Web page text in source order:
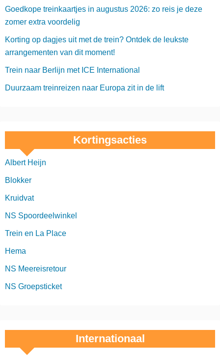
Goedkope treinkaartjes in augustus 2026: zo reis je deze
zomer extra voordelig
Korting op dagjes uit met de trein? Ontdek de leukste
arrangementen van dit moment!
Trein naar Berlijn met ICE International
Duurzaam treinreizen naar Europa zit in de lift
Kortingsacties
Albert Heijn
Blokker
Kruidvat
NS Spoordeelwinkel
Trein en La Place
Hema
NS Meereisretour
NS Groepsticket
Internationaal